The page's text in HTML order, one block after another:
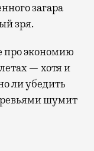
загара
зря.
про экономию
— хотя и
ли убедить
шумит